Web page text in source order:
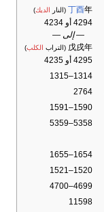
丁酉年 (النار الديك)
4294 أو 4234
— إلى —
戊戌年 (التراب الكلب)
4295 أو 4235
1314–1315
2764
1590–1591
5358–5359
1654–1655
1520–1521
4699–4700
11598